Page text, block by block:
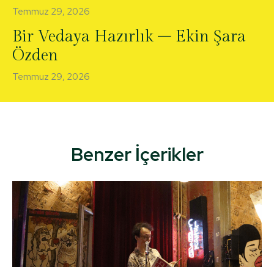
Temmuz 29, 2026
Bir Vedaya Hazırlık – Ekin Şara
Özden
Temmuz 29, 2026
Benzer İçerikler